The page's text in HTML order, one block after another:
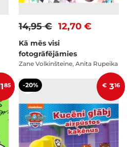
12,70 €
14,95 €
Kā mēs visi
fotogrāfējāmies
Zane Volkinšteine, Anita Rupeika
85 -20% € 316